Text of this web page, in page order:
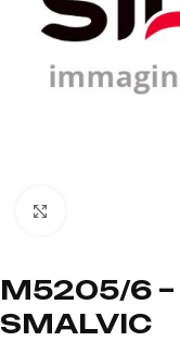
M5205/6 –
SMALVIC